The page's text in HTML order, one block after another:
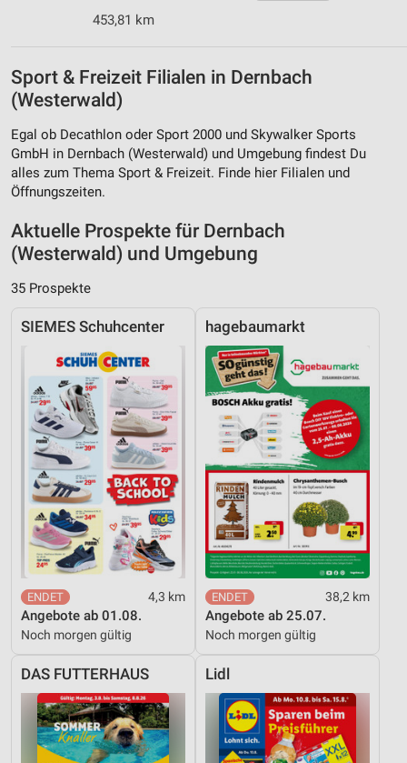
453,81 km
Sport & Freizeit Filialen in Dernbach
(Westerwald)
Egal ob Decathlon oder Sport 2000 und Skywalker Sports
GmbH in Dernbach (Westerwald) und Umgebung findest Du
alles zum Thema Sport & Freizeit. Finde hier Filialen und
Öffnungszeiten.
Aktuelle Prospekte für Dernbach
(Westerwald) und Umgebung
35 Prospekte
SIEMES Schuhcenter
4,3 km
Angebote ab 01.08.
Noch morgen gültig
hagebaumarkt
38,2 km
Angebote ab 25.07.
Noch morgen gültig
DAS FUTTERHAUS Lidl